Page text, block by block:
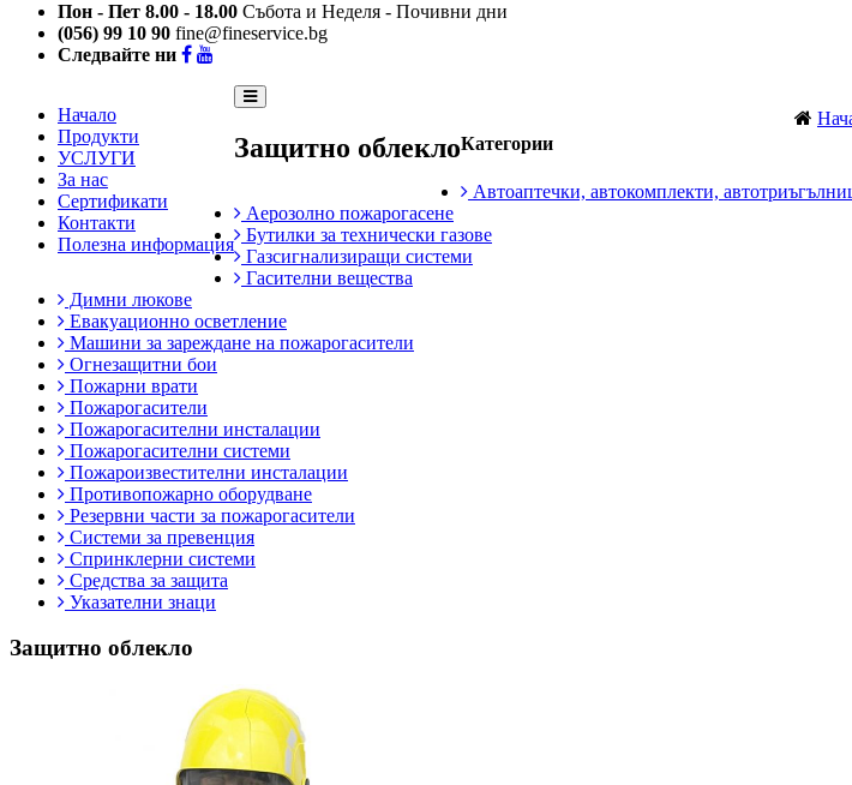
Пон - Пет 8.00 - 18.00 Събота и Неделя - Почивни дни
(056) 99 10 90 fine@fineservice.bg
Следвайте ни
Начало
Продукти
УСЛУГИ
За нас
Сертификати
Контакти
Полезна информация
Защитно облеклоКатегории
Автоаптечки, автокомплекти,
Аерозолно пожарогасене
Бутилки за технически газове
Газсигнализиращи системи
Гасителни вещества
Димни люкове
Евакуационно осветление
Машини за зареждане на пожарогасители
Огнезащитни бои
Пожарни врати
Пожарогасители
Пожарогасителни инсталации
Пожарогасителни системи
Пожароизвестителни инсталации
Противопожарно оборудване
Резервни части за пожарогасители
Системи за превенция
Спринклерни системи
Средства за защита
Указателни знаци
Защитно облекло